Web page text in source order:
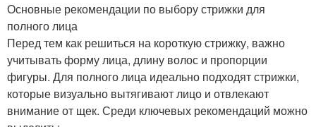
Основные рекомендации по выбору стрижки для
полного лица
Перед тем как решиться на короткую стрижку, важно
учитывать форму лица, длину волос и пропорции
фигуры. Для полного лица идеально подходят стрижки,
которые визуально вытягивают лицо и отвлекают
внимание от щек. Среди ключевых рекомендаций можно